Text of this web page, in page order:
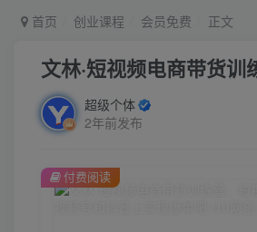
首页 创业课程 会员免费 正文
超级个体
2年前发布
付费阅读